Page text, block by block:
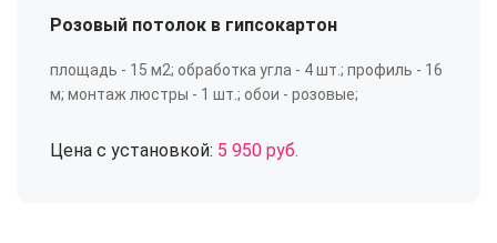
Розовый потолок в гипсокартон
площадь - 15 м2; обработка угла - 4 шт.; профиль - 16
м; монтаж люстры - 1 шт.; обои - розовые;
Цена с установкой: 5 950 руб.